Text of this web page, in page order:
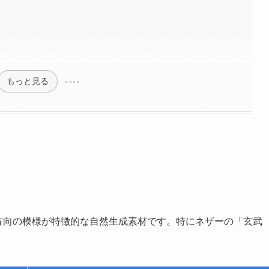
もっと見る
の模様が特徴的な自然生成素材です。特にネザーの「玄武